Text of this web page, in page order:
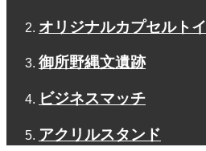
オリジナルカプセルトイ
御所野縄文遺跡
ビジネスマッチ
アクリルスタンド